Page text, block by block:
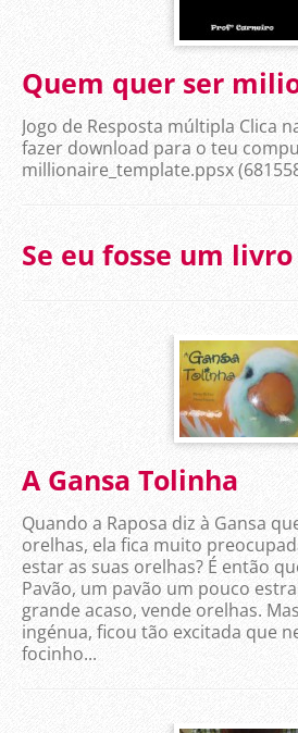
Quem quer ser
Jogo de Resposta múltipla Clica
fazer download para o teu
millionaire_template.ppsx
Se eu fosse um livro
A Gansa Tolinha
Quando a Raposa diz à Gansa
orelhas, ela fica muito
estar as suas orelhas? É então
Pavão, um pavão um pouco
grande acaso, vende orelhas.
ingénua, ficou tão excitada que
focinho...